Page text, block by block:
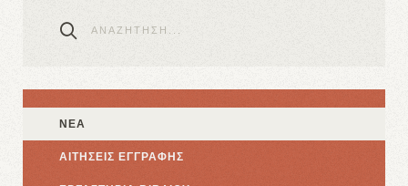
ΝΕΑ
ΑΙΤΗΣΕΙΣ ΕΓΓΡΑΦΗΣ